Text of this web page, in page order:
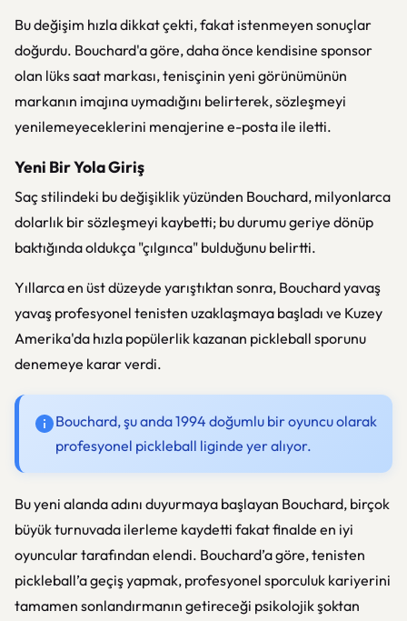
Bu değişim hızla dikkat çekti, fakat istenmeyen sonuçlar
doğurdu. Bouchard'a göre, daha önce kendisine sponsor
olan lüks saat markası, tenisçinin yeni görünümünün
markanın imajına uymadığını belirterek, sözleşmeyi
yenilemeyeceklerini menajerine e-posta ile iletti.
Yeni Bir Yola Giriş
Saç stilindeki bu değişiklik yüzünden Bouchard, milyonlarca
dolarlık bir sözleşmeyi kaybetti; bu durumu geriye dönüp
baktığında oldukça "çılgınca" bulduğunu belirtti.
Yıllarca en üst düzeyde yarıştıktan sonra, Bouchard yavaş
yavaş profesyonel tenisten uzaklaşmaya başladı ve Kuzey
Amerika'da hızla popülerlik kazanan pickleball sporunu
denemeye karar verdi.
Bouchard, şu anda 1994 doğumlu bir oyuncu olarak
profesyonel pickleball liginde yer alıyor.
Bu yeni alanda adını duyurmaya başlayan Bouchard, birçok
büyük turnuvada ilerleme kaydetti fakat finalde en iyi
oyuncular tarafından elendi. Bouchard’a göre, tenisten
pickleball’a geçiş yapmak, profesyonel sporculuk kariyerini
tamamen sonlandırmanın getireceği psikolojik şoktan